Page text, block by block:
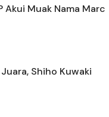
Akui Muak Nama Marc
Shiho Kuwaki